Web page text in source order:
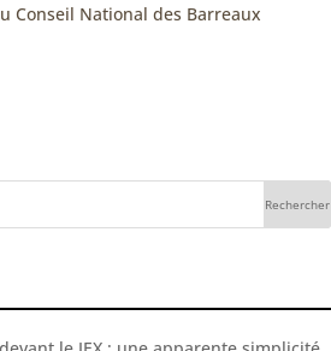
Conseil National des Barreaux